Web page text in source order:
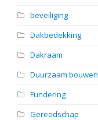
beveiliging
Dakbedekking
Dakraam
Duurzaam bouwen
Fundering
Gereedschap